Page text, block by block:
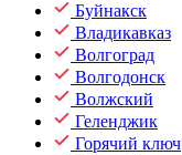
Буйнакск
Владикавказ
Волгоград
Волгодонск
Волжский
Геленджик
Горячий ключ